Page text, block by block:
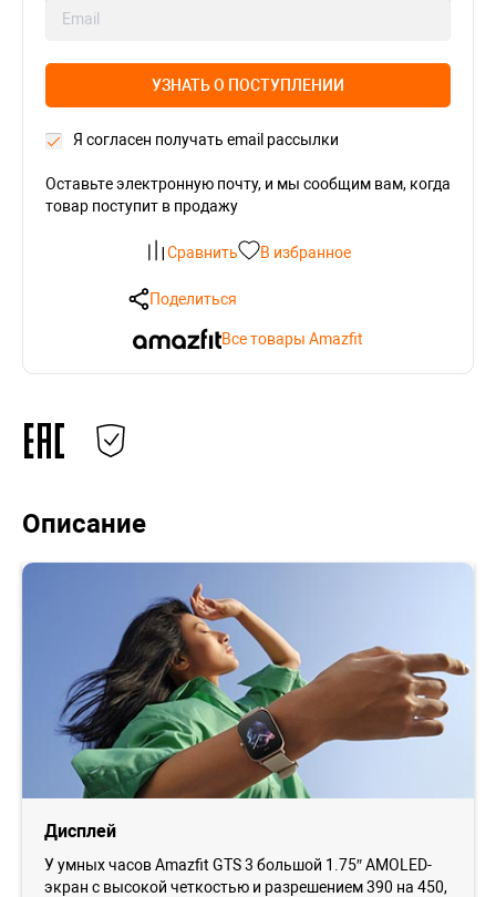
УЗНАТЬ О ПОСТУПЛЕНИИ
Я согласен получать email рассылки
Оставьте электронную почту, и мы сообщим вам, когда
товар поступит в продажу
Сравнить В избранное
Поделиться
Все товары Amazfit
Описание
Дисплей
У умных часов Amazfit GTS 3 большой 1.75″ AMOLED-
экран с высокой четкостью и разрешением 390 на 450,